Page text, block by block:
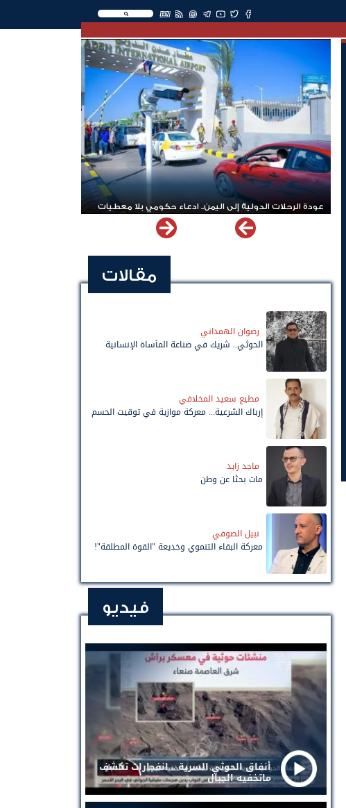
EN
عودة الرحلات الدولية إلى اليمن.. ادعاء حكومي بلا معطيات
مقالات
رضوان الهمداني
الحوثي.. شريك في صناعة المأساة الإنسانية
مطيع سعيد المخلافي
إرباك الشرعية... معركة موازية في توقيت الحسم
ماجد زايد
مات بحثًا عن وطن
نبيل الصوفي
معركة البقاء التنموي وخديعة "القوة المطلقة"!
فيديو
أنفاق الحوثي السرية .. انفجارات تكشف
ماتخفيه الجبال